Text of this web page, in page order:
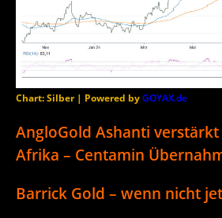
Chart: Silber | Powered byGOYAX.de
AngloGold Ashanti verstärkt
Afrika – Centamin
Barrick Gold – wenn nicht